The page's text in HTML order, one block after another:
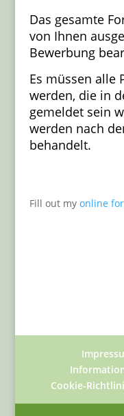
Das gesamte
von Ihnen
Bewerbung
Es müssen alle
werden, die in
gemeldet sein
werden nach
behandelt.
Fill out my online
Cookie-